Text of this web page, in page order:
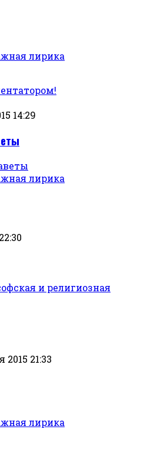
лирика
14:29
лирика
и религиозная
2015 21:33
лирика